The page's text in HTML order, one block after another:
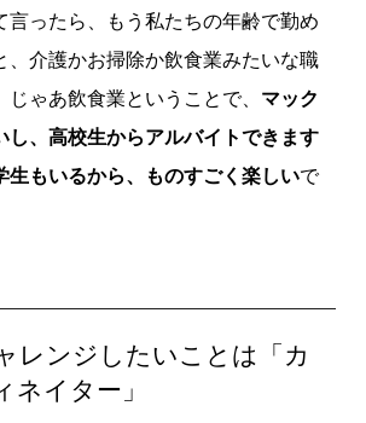
言ったら、もう私たちの年齢で勤め
、介護かお掃除か飲食業みたいな職
ゃあ飲食業ということで、 マック
し、高校生からアルバイトできます
生もいるから、ものすごく楽しいで
レンジしたいことは「カ
ネイター」